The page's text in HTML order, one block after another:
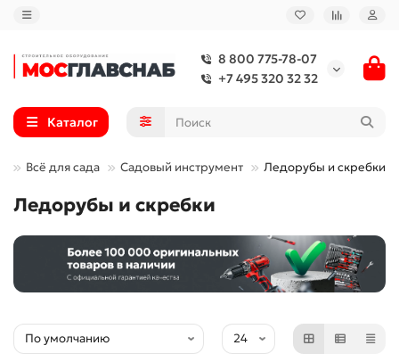
8 800 775-78-07
+7 495 320 32 32
Каталог
Всё для сада Садовый инструмент Ледорубы и скребки
Ледорубы и скребки